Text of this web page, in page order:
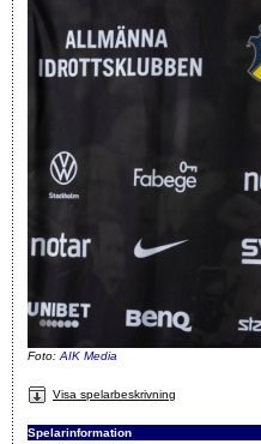
Foto: AIK Media
Visa spelarbeskrivning
Spelarinformation